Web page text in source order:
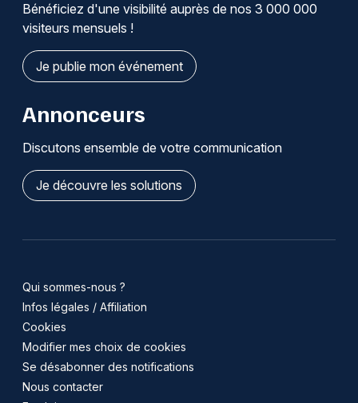
Bénéficiez d'une visibilité auprès de nos 3 000 000
visiteurs mensuels !
Je publie mon événement
Annonceurs
Discutons ensemble de votre communication
Je découvre les solutions
Qui sommes-nous ?
Infos légales / Affiliation
Cookies
Modifier mes choix de cookies
Se désabonner des notifications
Nous contacter